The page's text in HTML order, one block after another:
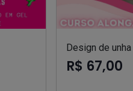
Design de unha
R$ 67,00